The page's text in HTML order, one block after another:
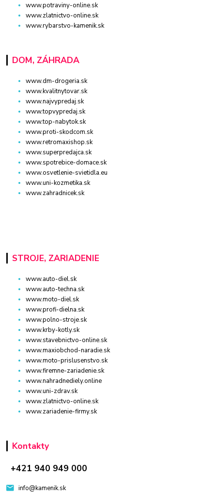
www.potraviny-online.sk
www.zlatnictvo-online.sk
www.rybarstvo-kamenik.sk
DOM, ZÁHRADA
www.dm-drogeria.sk
www.kvalitnytovar.sk
www.najvypredaj.sk
www.topvypredaj.sk
www.top-nabytok.sk
www.proti-skodcom.sk
www.retromaxishop.sk
www.superpredajca.sk
www.spotrebice-domace.sk
www.osvetlenie-svietidla.eu
www.uni-kozmetika.sk
www.zahradnicek.sk
STROJE, ZARIADENIE
www.auto-diel.sk
www.auto-techna.sk
www.moto-diel.sk
www.profi-dielna.sk
www.polno-stroje.sk
www.krby-kotly.sk
www.stavebnictvo-online.sk
www.maxiobchod-naradie.sk
www.moto-prislusenstvo.sk
www.firemne-zariadenie.sk
www.nahradnediely.online
www.uni-zdrav.sk
www.zlatnictvo-online.sk
www.zariadenie-firmy.sk
Kontakty
+421 940 949 000
info@kamenik.sk